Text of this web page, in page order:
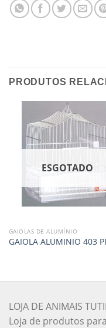
PRODUTOS
ESGOTADO
GAIOLAS DE ALUMÍNIO
GAIOLA ALUMINIO 403
LOJA DE ANIMAIS
Loja de produtos